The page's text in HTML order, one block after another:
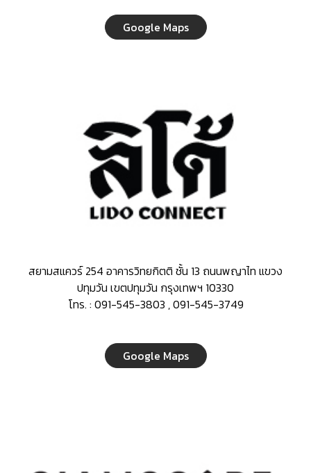
Google Maps
สยามสแควร์ 254 อาคารวิทยกิตติ ชั้น 13 ถนนพญาไท แขวง
ปทุมวัน เขตปทุมวัน กรุงเทพฯ 10330
โทร. : 091-545-3803 , 091-545-3749
Google Maps